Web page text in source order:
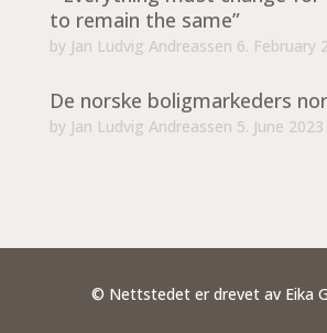
to remain the same”
by Jan Ludvig Andreassen 6. February
De norske boligmarkeders
by Jan Ludvig Andreassen 5. June 2023
© Nettstedet er drevet av Eika